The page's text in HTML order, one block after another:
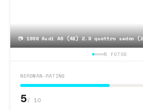
📷1998 Audi A6 (4B) 2.8 quattro sedan
5 FOTOS
NERDMAN-RATING
5/ 10